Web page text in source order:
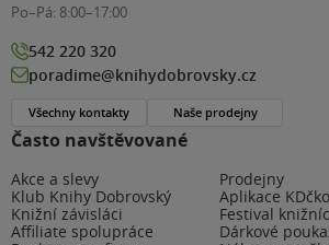
Často navštěvované
Akce a slevy
Prodejny
Klub Knihy Dobrovský
Aplikace KDčko
Knižní závisláci
Festival
Affiliate spolupráce
Dárkové
Po–Pá: 8:00–17:00
542 220 320
poradime@knihydobrovsky.cz
Všechny kontakty Naše prodejny